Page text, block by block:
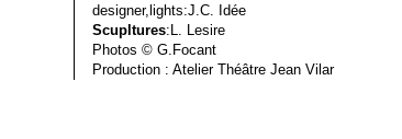
designer,lights:J.C. Idée
Scupltures:L. Lesire
Photos © G.Focant
Production : Atelier Théâtre Jean Vilar